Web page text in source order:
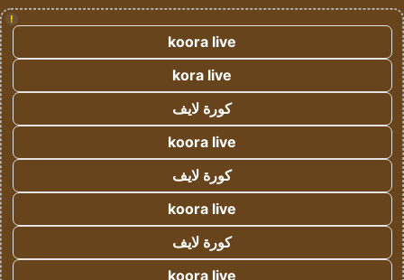
!
koora live
kora live
كورة لايف
koora live
كورة لايف
koora live
كورة لايف
koora live